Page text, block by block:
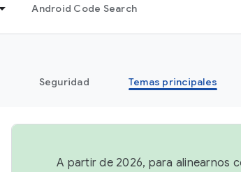
Android Code Search
Seguridad Temas principales
A partir de 2026, para alinearnos